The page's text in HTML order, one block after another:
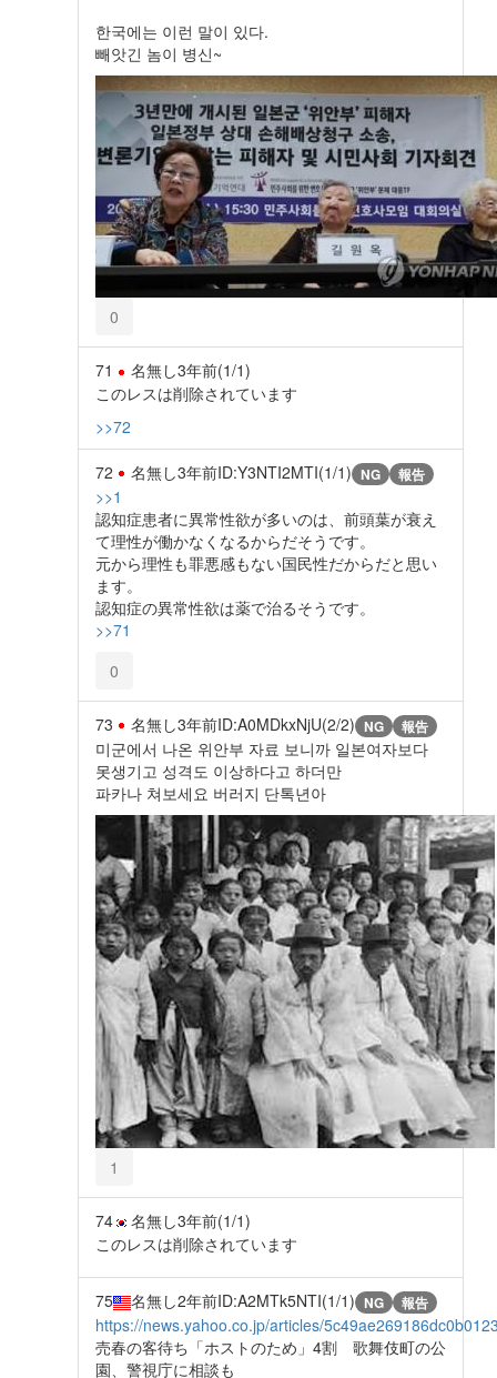
한국에는 이런 말이 있다.
빼앗긴 놈이 병신~
0
71 名無し3年前(1/1)
このレスは削除されています
>>72
72 名無し3年前ID:Y3NTI2MTI(1/1) NG 報告
>>1
認知症患者に異常性欲が多いのは、前頭葉が衰え
て理性が働かなくなるからだそうです。
元から理性も罪悪感もない国民性だからだと思い
ます。
認知症の異常性欲は薬で治るそうです。
>>71
0
73 名無し3年前ID:A0MDkxNjU(2/2) NG 報告
미군에서 나온 위안부 자료 보니까 일본여자보다
못생기고 성격도 이상하다고 하더만
파카나 쳐보세요 버러지 단톡년아
1
74 名無し3年前(1/1)
このレスは削除されています
75 名無し2年前ID:A2MTk5NTI(1/1) NG 報告
https://news.yahoo.co.jp/articles/
売春の客待ち「ホストのため」4割 歌舞伎町の公
園、警視庁に相談も